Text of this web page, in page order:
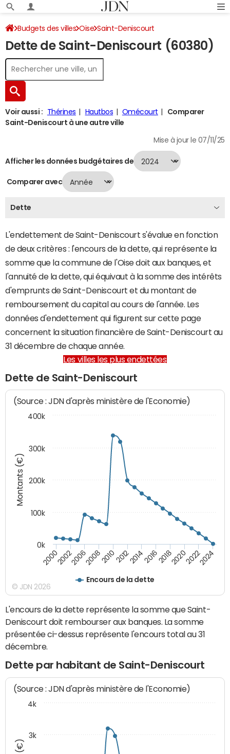
Budgets des villes Oise Saint-Deniscourt
Dette au 31/12/2024
Dette de Saint-Deniscourt (60380)
Voir aussi : Thérines Hautbos Omécourt
Comparer
Saint-Deniscourt à une autre ville
Mise à jour le 07/11/25
Afficher les données budgétaires de
Comparer avec
Dette
L'endettement de Saint-Deniscourt s'évalue en fonction
de deux critères : l'encours de la dette, qui représente la
somme que la commune de l'Oise doit aux banques, et
l'annuité de la dette, qui équivaut à la somme des intérêts
d'emprunts de Saint-Deniscourt et du montant de
remboursement du capital au cours de l'année. Les
données d'endettement qui figurent sur cette page
concernent la situation financière de Saint-Deniscourt au
31 décembre de chaque année.
Les villes les plus endettées
Dette de Saint-Deniscourt
Montants (€)
(Source : JDN d'après ministère de l'Economie)
Encours de la dette
200020022006200820102012201420162018202020222024
0k
100k
200k
300k
400k
© JDN 2026
L'encours de la dette représente la somme que Saint-
Deniscourt doit rembourser aux banques. La somme
présentée ci-dessus représente l'encours total au 31
décembre.
Dette par habitant de Saint-Deniscourt
(Source : JDN d'après ministère de l'Economie)
3k
4k